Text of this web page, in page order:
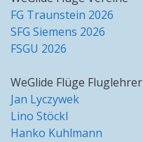
FG Traunstein 2026
SFG Siemens 2026
FSGU 2026
WeGlide Flüge Fluglehrer
Jan Lyczywek
Lino Stöckl
Hanko Kuhlmann